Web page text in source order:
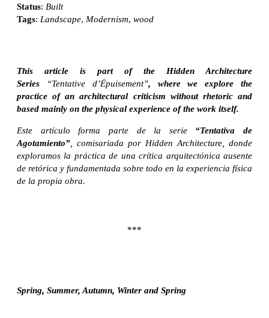
Status: Built
Tags: Landscape, Modernism, wood
This article is part of the Hidden Architecture
Series
“Tentative d’Épuisement”, where we explore the
practice of an architectural criticism without rhetoric and
based mainly on the physical experience of the work itself.
Este artículo forma parte de la serie “Tentativa de
Agotamiento” , comisariada por Hidden Architecture, donde
exploramos la práctica de una crítica arquitectónica ausente
de retórica y fundamentada sobre todo en la experiencia física
de la propia obra.
***
Spring, Summer, Autumn, Winter and Spring